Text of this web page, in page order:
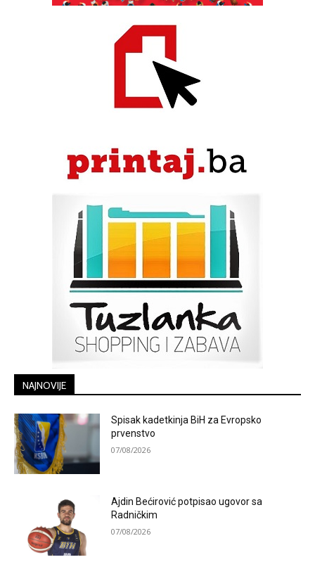
NAJNOVIJE
Spisak kadetkinja BiH za Evropsko
prvenstvo
07/08/2026
Ajdin Bećirović potpisao ugovor sa
Radničkim
07/08/2026